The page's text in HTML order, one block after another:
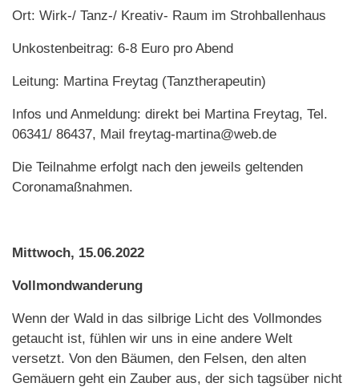
Ort: Wirk-/ Tanz-/ Kreativ- Raum im Strohballenhaus
Unkostenbeitrag: 6-8 Euro pro Abend
Leitung: Martina Freytag (Tanztherapeutin)
Infos und Anmeldung: direkt bei Martina Freytag, Tel.
06341/ 86437, Mail freytag-martina@web.de
Die Teilnahme erfolgt nach den jeweils geltenden
Coronamaßnahmen.
Mittwoch, 15.06.2022
Vollmondwanderung
Wenn der Wald in das silbrige Licht des Vollmondes
getaucht ist, fühlen wir uns in eine andere Welt
versetzt. Von den Bäumen, den Felsen, den alten
Gemäuern geht ein Zauber aus, der sich tagsüber nicht